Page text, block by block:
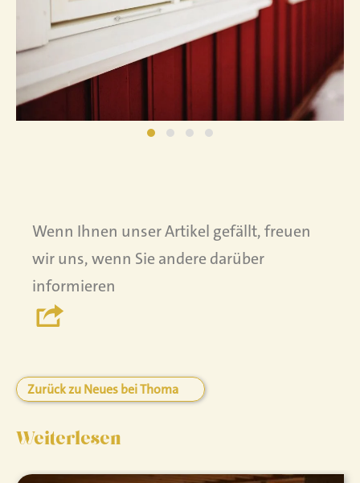
Wenn Ihnen unser Artikel gefällt, freuen
wir uns, wenn Sie andere darüber
informieren
Zurück zu Neues bei Thoma
Weiterlesen